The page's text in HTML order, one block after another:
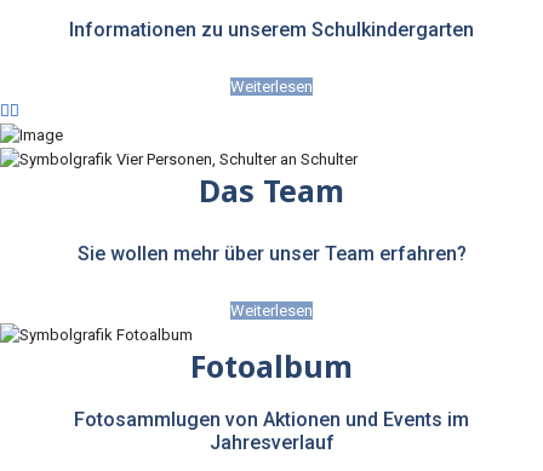
Informationen zu unserem Schulkindergarten
Weiterlesen
Das Team
Sie wollen mehr über unser Team erfahren?
Weiterlesen
Fotoalbum
Fotosammlugen von Aktionen und Events im
Jahresverlauf